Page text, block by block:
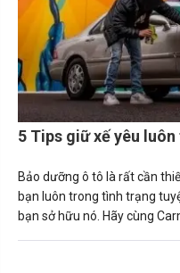
5 Tips giữ xế yêu
Bảo dưỡng ô tô là rất cần
bạn luôn trong tình trạng
bạn sở hữu nó. Hãy cùng